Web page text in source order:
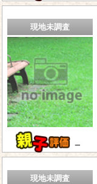
現地未調査
－
現地未調査